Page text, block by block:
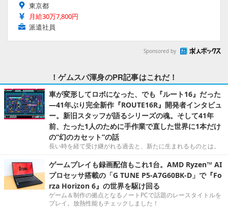
東京都
月給30万7,800円
派遣社員
Sponsored by
！ゲムスパ渾身のPR記事はこれだ！
車が変形してロボになった、でも『ルート16』だった
―41年ぶり完全新作『ROUTE16R』開発者インタビュ
ー。新旧スタッフが語るシリーズの魂。そして41年
前、たった1人のために手作業で直した世界に1本だけ
の“幻のカセット”の話
長い時を経て受け継がれる過去と、新たに生まれるものとは。
ゲームプレイも録画配信もこれ1台。AMD Ryzen™ AI
プロセッサ搭載の「G TUNE P5-A7G60BK-D」で『Fo
rza Horizon 6』の世界を駆け回る
ゲーム＆制作の拠点となるノートPCで話題のレースタイトルを
プレイ。放熱性能もチェックしました！